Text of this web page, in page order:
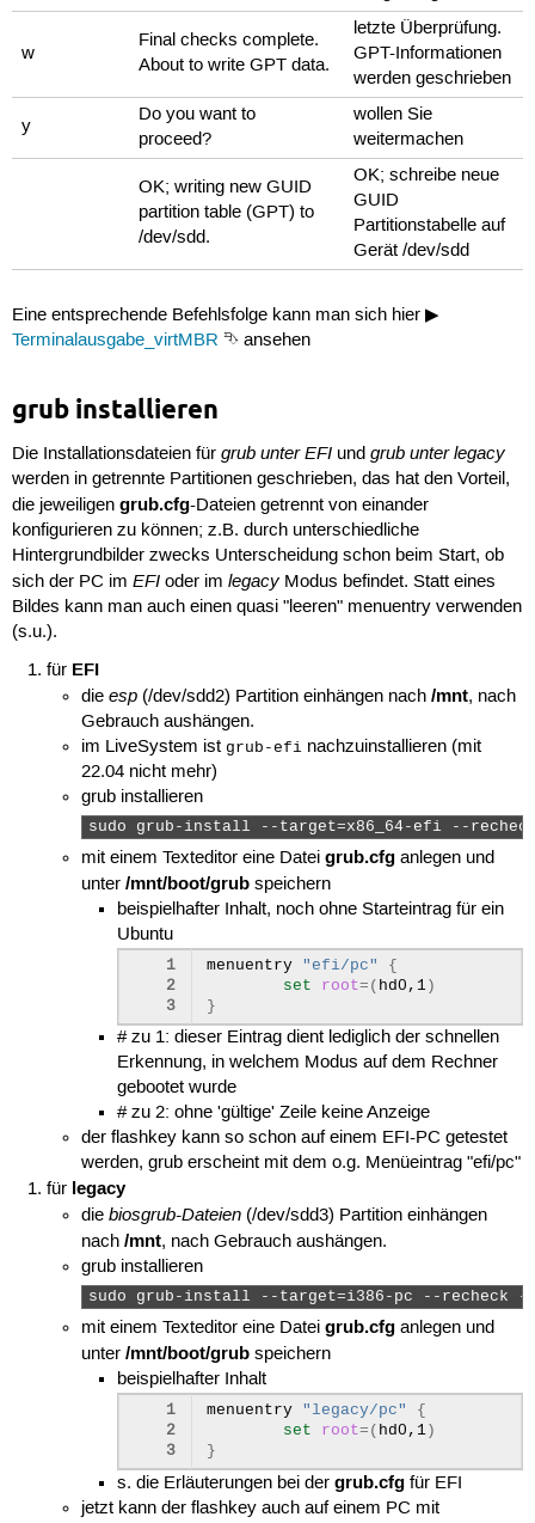
w
Final checks complete.
About to write GPT data.
letzte Überprüfung.
GPT-Informationen
werden geschrieben
y
Do you want to
proceed?
wollen Sie
weitermachen
OK; writing new GUID
partition table (GPT) to
/dev/sdd.
OK; schreibe neue
GUID
Partitionstabelle auf
Gerät /dev/sdd
Eine entsprechende Befehlsfolge kann man sich hier ▶
Terminalausgabe_virtMBR ⮷ ansehen
grub installieren
Die Installationsdateien für grub unter EFIund grub unter legacy
werden in getrennte Partitionen geschrieben, das hat den Vorteil,
die jeweiligen grub.cfg-Dateien getrennt von einander
konfigurieren zu können; z.B. durch unterschiedliche
Hintergrundbilder zwecks Unterscheidung schon beim Start, ob
sich der PC im EFIoder im legacyModus befindet. Statt eines
Bildes kann man auch einen quasi "leeren" menuentry verwenden
(s.u.).
für EFI
dieesp (/dev/sdd2) Partition einhängen nach/mnt, nach
Gebrauch aushängen.
im LiveSystem ist grub-efi nachzuinstallieren (mit
22.04 nicht mehr)
grub installieren
sudo grub-install --target=x86_64-efi --
mit einem Texteditor eine Dateigrub.cfg anlegen und
unter/mnt/boot/grub speichern
beispielhafter Inhalt, noch ohne Starteintrag für ein
Ubuntu
1
2
3
menuentry "efi/pc"
{
set
root=( hd0,1)
}
# zu 1: dieser Eintrag dient lediglich der schnellen
Erkennung, in welchem Modus auf dem Rechner
gebootet wurde
# zu 2: ohne 'gültige' Zeile keine Anzeige
der flashkey kann so schon auf einem EFI-PC getestet
werden, grub erscheint mit dem o.g. Menüeintrag "efi/pc"
für legacy
diebiosgrub-Dateien (/dev/sdd3) Partition einhängen
nach/mnt, nach Gebrauch aushängen.
grub installieren
sudo grub-install --target=i386-pc --recheck
mit einem Texteditor eine Dateigrub.cfg anlegen und
unter/mnt/boot/grub speichern
beispielhafter Inhalt
1
2
3
menuentry "legacy/pc"
{
set
root=( hd0,1)
}
s. die Erläuterungen bei der grub.cfgfür EFI
jetzt kann der flashkey auch auf einem PC mit